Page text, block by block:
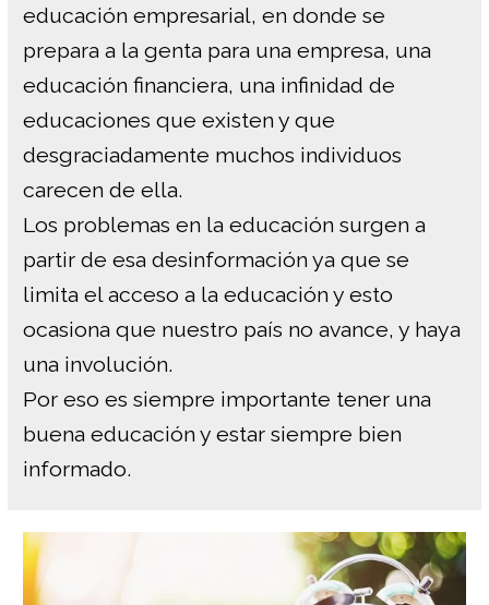
educación empresarial, en donde se
prepara a la genta para una empresa, una
educación financiera, una infinidad de
educaciones que existen y que
desgraciadamente muchos individuos
carecen de ella.
Los problemas en la educación surgen a
partir de esa desinformación ya que se
limita el acceso a la educación y esto
ocasiona que nuestro país no avance, y haya
una involución.
Por eso es siempre importante tener una
buena educación y estar siempre bien
informado.